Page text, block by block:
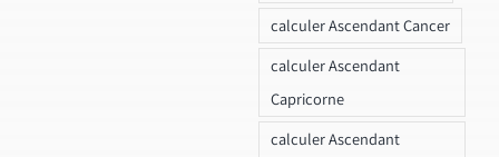
calculer Ascendant Cancer
calculer Ascendant
Capricorne
calculer Ascendant